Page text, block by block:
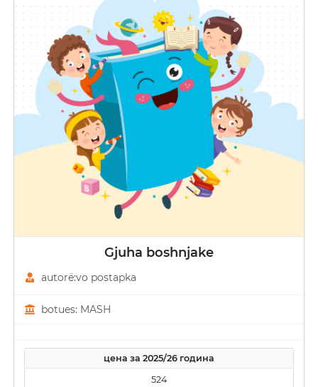
Gjuha boshnjake
autorë:vo postapka
botues: MASH
цена за 2025/26 година
524